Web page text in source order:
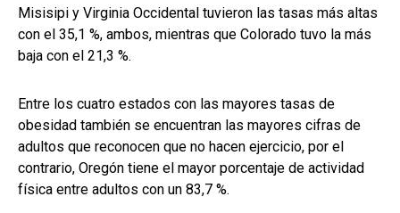
Misisipi y Virginia Occidental tuvieron las tasas más altas
con el 35,1 %, ambos, mientras que Colorado tuvo la más
baja con el 21,3 %.
Entre los cuatro estados con las mayores tasas de
obesidad también se encuentran las mayores cifras de
adultos que reconocen que no hacen ejercicio, por el
contrario, Oregón tiene el mayor porcentaje de actividad
física entre adultos con un 83,7 %.